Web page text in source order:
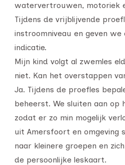
watervertrouwen, motoriek
Tijdens de vrijblijvende
instroomniveau en geven we
indicatie.
Mijn kind volgt al zwemles
niet. Kan het overstappen
Ja. Tijdens de proefles
beheerst. We sluiten aan op
zodat er zo min mogelijk
uit Amersfoort en omgeving
naar kleinere groepen en
de persoonlijke leskaart.